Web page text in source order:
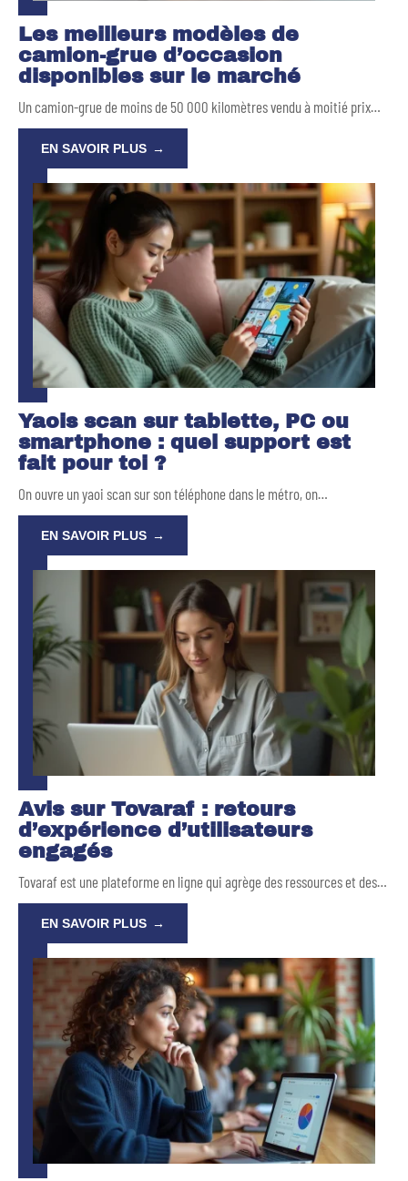
Les meilleurs modèles de
camion-grue d’occasion
disponibles sur le marché
Un camion-grue de moins de 50 000 kilomètres vendu à moitié prix…
EN SAVOIR PLUS
Yaois scan sur tablette, PC ou
smartphone : quel support est
fait pour toi ?
On ouvre un yaoi scan sur son téléphone dans le métro, on…
EN SAVOIR PLUS
Avis sur Tovaraf : retours
d’expérience d’utilisateurs
engagés
Tovaraf est une plateforme en ligne qui agrège des ressources et des…
EN SAVOIR PLUS